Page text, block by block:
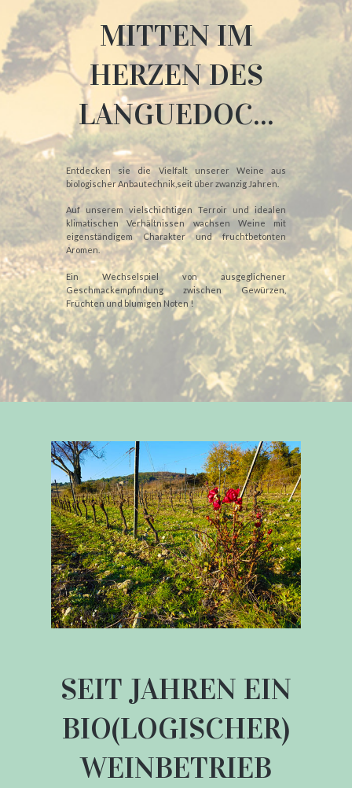
MITTEN IM
HERZEN DES
LANGUEDOC...
Entdecken sie die Vielfalt unserer Weine aus
biologischer Anbautechnik,seit über zwanzig Jahren.
Auf unserem vielschichtigen Terroir und idealen
klimatischen Verhältnissen wachsen Weine mit
eigenständigem Charakter und fruchtbetonten
Aromen.
Ein Wechselspiel von ausgeglichener
Geschmackempfindung zwischen Gewürzen,
Früchten und blumigen Noten !
SEIT JAHREN EIN
BIO(LOGISCHER)
WEINBETRIEB